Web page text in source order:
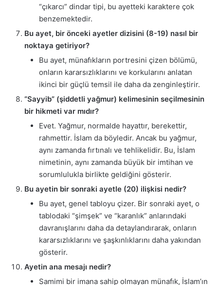
“çıkarcı” dindar tipi, bu ayetteki karaktere çok
benzemektedir.
Bu ayet, bir önceki ayetler dizisini (8-19) nasıl bir
noktaya getiriyor?
Bu ayet, münafıkların portresini çizen bölümü,
onların kararsızlıklarını ve korkularını anlatan
ikinci bir güçlü temsil ile daha da zenginleştirir.
“Sayyib” (şiddetli yağmur) kelimesinin seçilmesinin
bir hikmeti var mıdır?
Evet. Yağmur, normalde hayattır, berekettir,
rahmettir. İslam da böyledir. Ancak bu yağmur,
aynı zamanda fırtınalı ve tehlikelidir. Bu, İslam
nimetinin, aynı zamanda büyük bir imtihan ve
sorumlulukla birlikte geldiğini gösterir.
Bu ayetin bir sonraki ayetle (20) ilişkisi nedir?
Bu ayet, genel tabloyu çizer. Bir sonraki ayet, o
tablodaki “şimşek” ve “karanlık” anlarındaki
davranışlarını daha da detaylandırarak, onların
kararsızlıklarını ve şaşkınlıklarını daha yakından
gösterir.
Ayetin ana mesajı nedir?
Samimi bir imana sahip olmayan münafık, İslam’ın